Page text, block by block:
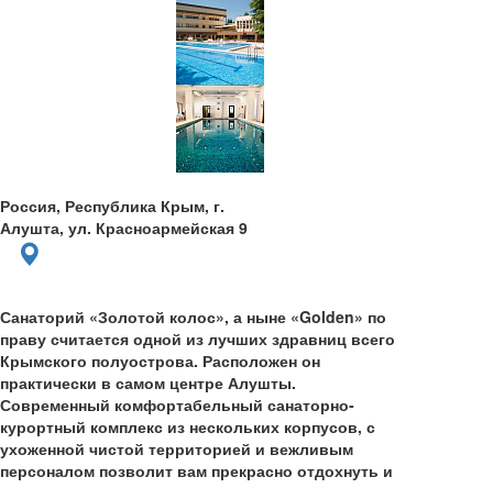
Россия, Республика Крым, г.
Алушта, ул. Красноармейская 9
Санаторий «Золотой колос», а ныне «Golden» по
праву считается одной из лучших здравниц всего
Крымского полуострова. Расположен он
практически в самом центре Алушты.
Современный комфортабельный санаторно-
курортный комплекс из нескольких корпусов, с
ухоженной чистой территорией и вежливым
персоналом позволит вам прекрасно отдохнуть и